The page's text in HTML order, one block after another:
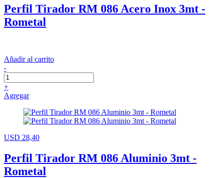
Perfil Tirador RM 086 Acero Inox 3mt -
Rometal
Añadir al carrito
-
+
Agregar
USD 28,40
Perfil Tirador RM 086 Aluminio 3mt -
Rometal